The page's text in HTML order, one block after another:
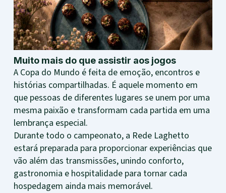
Muito mais do que assistir aos jogos
A Copa do Mundo é feita de emoção, encontros e
histórias compartilhadas. É aquele momento em
que pessoas de diferentes lugares se unem por uma
mesma paixão e transformam cada partida em uma
lembrança especial.
Durante todo o campeonato, a Rede Laghetto
estará preparada para proporcionar experiências que
vão além das transmissões, unindo conforto,
gastronomia e hospitalidade para tornar cada
hospedagem ainda mais memorável.